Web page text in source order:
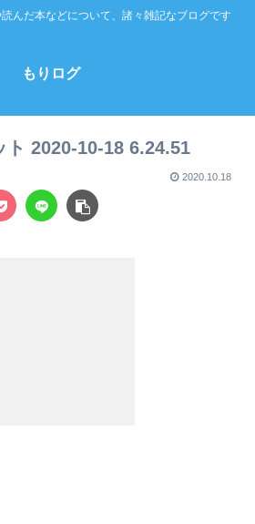
んだ本などについて、諸々雑記なブログです
もりログ
ト 2020-10-18 6.24.51
2020.10.18